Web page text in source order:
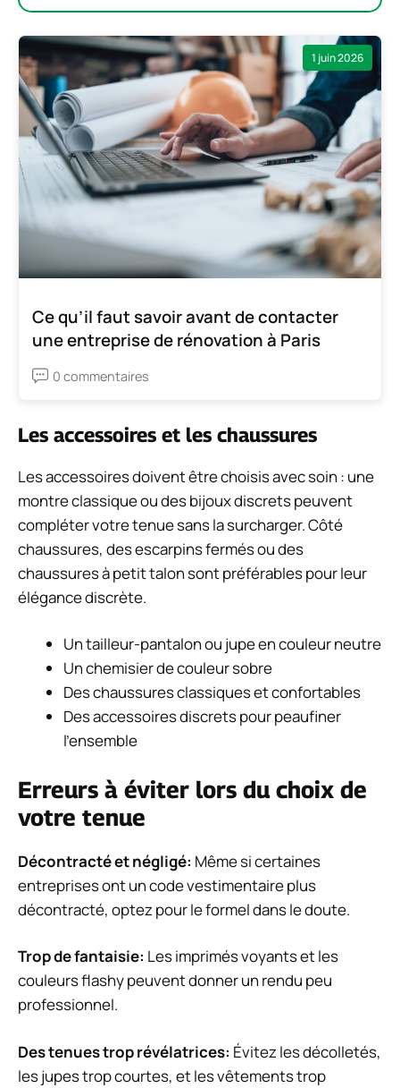
1 juin 2026
Ce qu’il faut savoir avant de contacter
une entreprise de rénovation à Paris
0 commentaires
Les accessoires et les chaussures
Les accessoires doivent être choisis avec soin : une
montre classique ou des bijoux discrets peuvent
compléter votre tenue sans la surcharger. Côté
chaussures, des escarpins fermés ou des
chaussures à petit talon sont préférables pour leur
élégance discrète.
Un tailleur-pantalon ou jupe en couleur neutre
Un chemisier de couleur sobre
Des chaussures classiques et confortables
Des accessoires discrets pour peaufiner
l’ensemble
Erreurs à éviter lors du choix de
votre tenue
Décontracté et négligé: Même si certaines
entreprises ont un code vestimentaire plus
décontracté, optez pour le formel dans le doute.
Trop de fantaisie: Les imprimés voyants et les
couleurs flashy peuvent donner un rendu peu
professionnel.
Des tenues trop révélatrices: Évitez les décolletés,
les jupes trop courtes, et les vêtements trop